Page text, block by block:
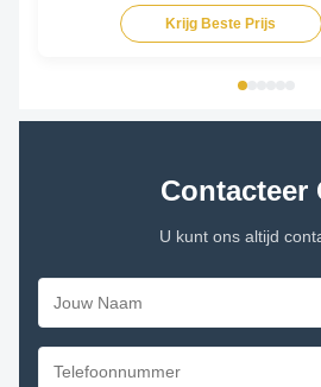
Krijg Beste Prijs
Contacteer
U kunt ons altijd